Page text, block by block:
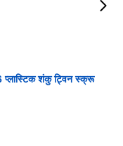
प्लास्टिक शंकु ट्विन स्क्रू